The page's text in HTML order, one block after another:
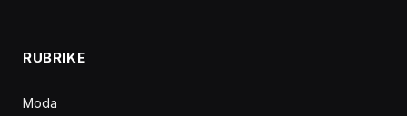
RUBRIKE
Moda